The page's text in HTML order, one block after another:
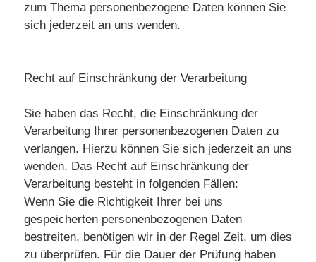
zum Thema personenbezogene Daten können Sie
sich jederzeit an uns wenden.
Recht auf Einschränkung der Verarbeitung
Sie haben das Recht, die Einschränkung der
Verarbeitung Ihrer personenbezogenen Daten zu
verlangen. Hierzu können Sie sich jederzeit an uns
wenden. Das Recht auf Einschränkung der
Verarbeitung besteht in folgenden Fällen:
Wenn Sie die Richtigkeit Ihrer bei uns
gespeicherten personenbezogenen Daten
bestreiten, benötigen wir in der Regel Zeit, um dies
zu überprüfen. Für die Dauer der Prüfung haben